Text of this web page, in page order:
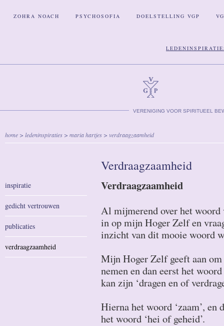
ZOHRA NOACH PSYCHOSOFIA DOELSTELLING VGP
VERENIGING VOOR SPIRITUEEL
home > ledeninspiraties > maria hartjes > verdraagzaamheid
Verdraagzaamheid
inspiratie
gedicht vertrouwen
publicaties
verdraagzaamheid
Verdraagzaamheid
Al mijmerend over het
in op mijn Hoger Zelf en
inzicht van dit mooie woord
Mijn Hoger Zelf geeft aan
nemen en dan eerst het
kan zijn ‘dragen en of
Hierna het woord ‘zaam’, en
het woord ‘hei of geheid’.